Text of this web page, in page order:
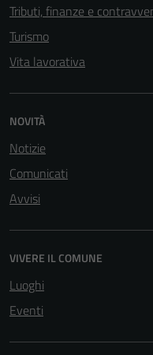
Tributi, finanze e
Turismo
Vita lavorativa
NOVITÀ
Notizie
Comunicati
Avvisi
VIVERE IL COMUNE
Luoghi
Eventi